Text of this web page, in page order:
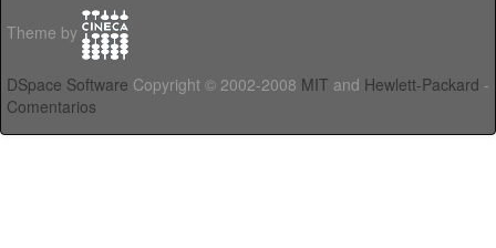
Theme by
DSpace Software Copyright © 2002-2008 MIT and Hewlett-Packard -
Comentarios